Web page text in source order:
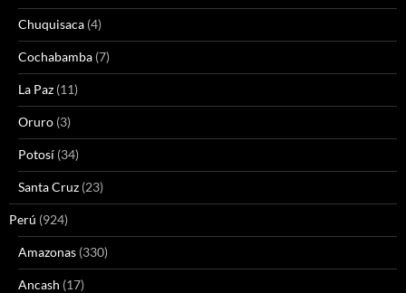
Chuquisaca (4)
Cochabamba (7)
La Paz (11)
Oruro (3)
Potosí (34)
Santa Cruz (23)
Perú (924)
Amazonas (330)
Ancash (17)